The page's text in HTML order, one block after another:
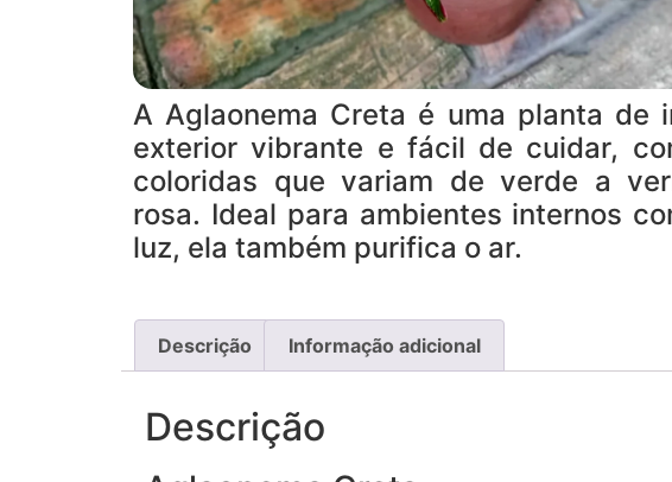
A Aglaonema Creta é uma planta de
exterior vibrante e fácil de cuidar,
coloridas que variam de verde a
rosa. Ideal para ambientes internos
luz, ela também purifica o ar.
Descrição Informação adicional
Descrição